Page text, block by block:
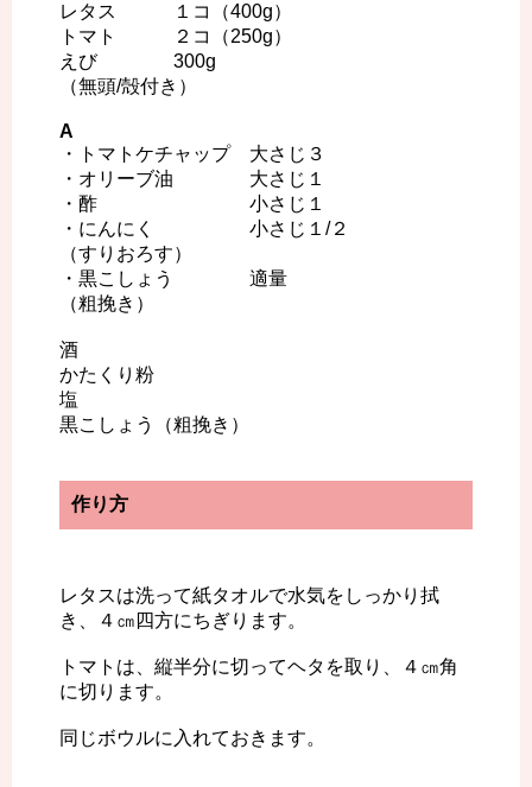
レタス １コ（400g）
トマト ２コ（250g）
えび 300g
（無頭/殻付き）
A
・トマトケチャップ 大さじ３
・オリーブ油 大さじ１
・酢 小さじ１
・にんにく 小さじ１/２
（すりおろす）
・黒こしょう 適量
（粗挽き）
酒
かたくり粉
塩
黒こしょう（粗挽き）
作り方
レタスは洗って紙タオルで水気をしっかり拭
き、４㎝四方にちぎります。
トマトは、縦半分に切ってヘタを取り、４㎝角
に切ります。
同じボウルに入れておきます。